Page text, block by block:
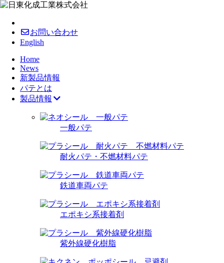
お問い合わせ
English
Home
News
新製品情報
パテとは
製品情報
一般パテ
耐火パテ・不燃材料パテ
鉄道車両パテ
エポキシ系接着剤
紫外線硬化樹脂